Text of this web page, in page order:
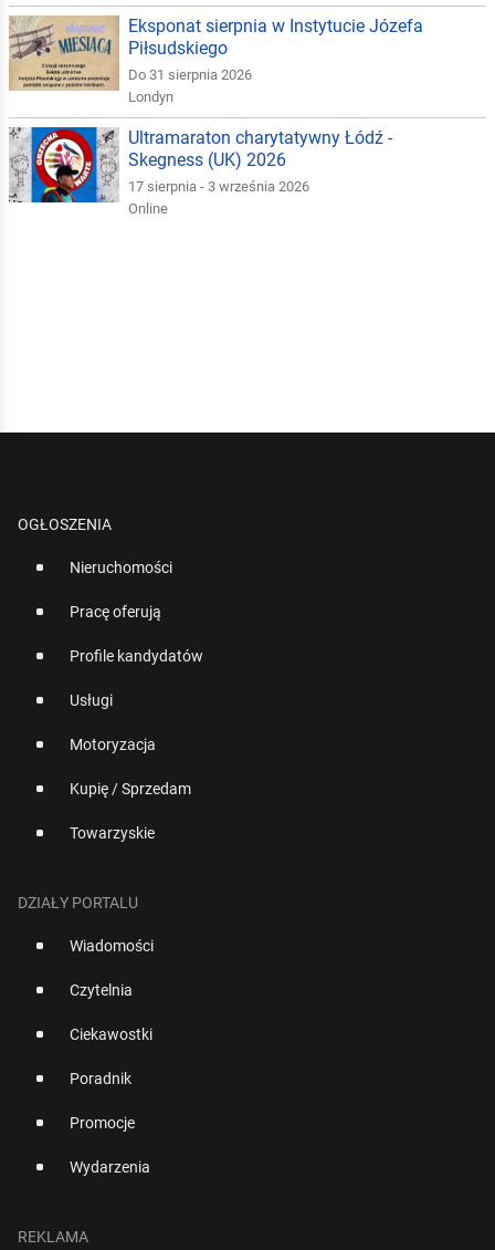
Eksponat sierpnia w Instytucie Józefa
Piłsudskiego
Do 31 sierpnia 2026
Londyn
Ultramaraton charytatywny Łódź -
Skegness (UK) 2026
17 sierpnia - 3 września 2026
Online
OGŁOSZENIA
Nieruchomości
Pracę oferują
Profile kandydatów
Usługi
Motoryzacja
Kupię / Sprzedam
Towarzyskie
DZIAŁY PORTALU
Wiadomości
Czytelnia
Ciekawostki
Poradnik
Promocje
Wydarzenia
REKLAMA